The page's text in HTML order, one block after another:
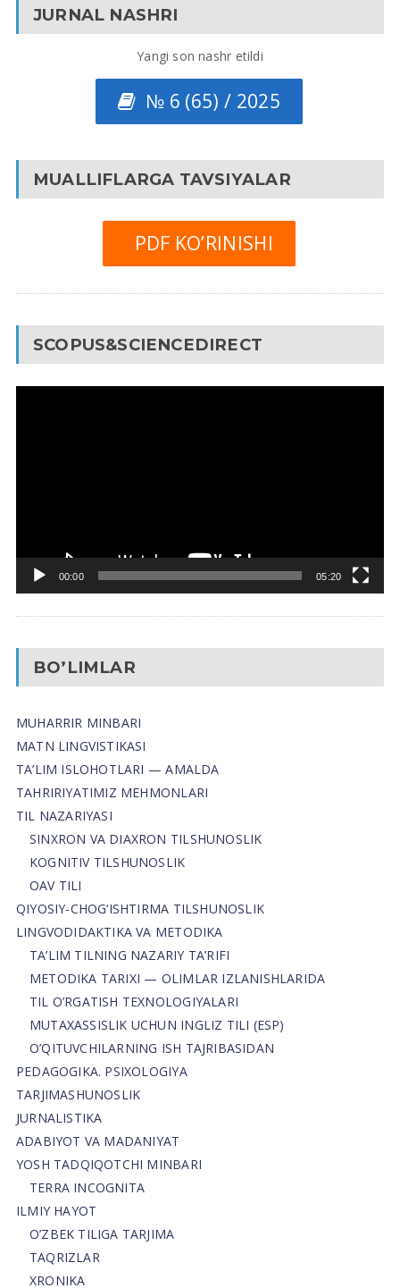
JURNAL NASHRI
Yangi son nashr etildi
№ 6 (65) / 2025
MUALLIFLARGA TAVSIYALAR
PDF KO’RINISHI
SCOPUS&SCIENCEDIRECT
00:00 05:20
BO’LIMLAR
MUHARRIR MINBARI
MATN LINGVISTIKASI
TA’LIM ISLOHOTLARI — AMALDA
TAHRIRIYATIMIZ MEHMONLARI
TIL NAZARIYASI
SINXRON VA DIAXRON TILSHUNOSLIK
KOGNITIV TILSHUNOSLIK
OAV TILI
QIYOSIY-CHOG‘ISHTIRMA TILSHUNOSLIK
LINGVODIDAKTIKA VA METODIKA
TA’LIM TILNING NAZARIY TA’RIFI
METODIKA TARIXI — OLIMLAR IZLANISHLARIDA
TIL O’RGATISH TEXNOLOGIYALARI
MUTAXASSISLIK UCHUN INGLIZ TILI (ESP)
O’QITUVCHILARNING ISH TAJRIBASIDAN
PEDAGOGIKA. PSIXOLOGIYA
TARJIMASHUNOSLIK
JURNALISTIKA
ADABIYOT VA MADANIYAT
YOSH TADQIQOTCHI MINBARI
TERRA INCOGNITA
ILMIY HAYOT
O’ZBEK TILIGA TARJIMA
TAQRIZLAR
XRONIKA